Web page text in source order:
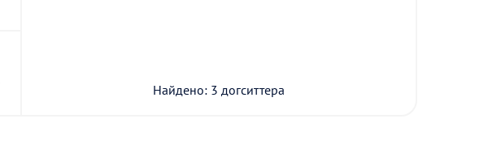
Найдено: 3 догситтера